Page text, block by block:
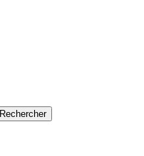
Rechercher